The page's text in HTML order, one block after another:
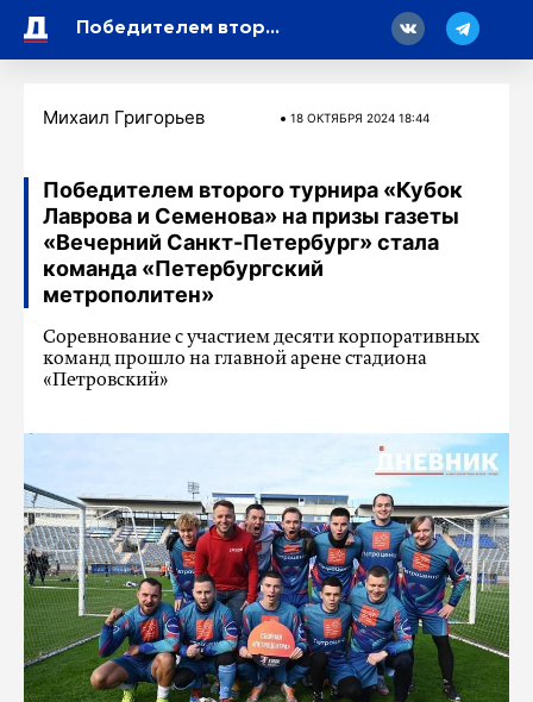
Победителем второго турнира «Кубок Лаврова и Семенова» на призы газеты «Вечерний Санкт-Петербург» стала команда «Петербургский метрополитен»
Михаил Григорьев 18 ОКТЯБРЯ 2024 18:44
Победителем второго турнира «Кубок
Лаврова и Семенова» на призы газеты
«Вечерний Санкт-Петербург» стала
команда «Петербургский
метрополитен»
Соревнование с участием десяти корпоративных
команд прошло на главной арене стадиона
«Петровский»